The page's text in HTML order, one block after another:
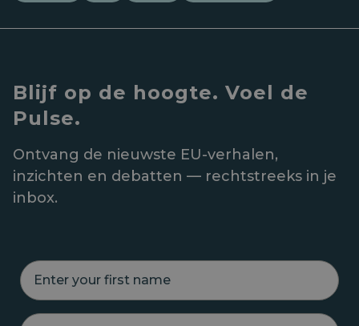
Blijf op de hoogte. Voel de
Pulse.
Ontvang de nieuwste EU-verhalen,
inzichten en debatten — rechtstreeks in je
inbox.
E
n
E